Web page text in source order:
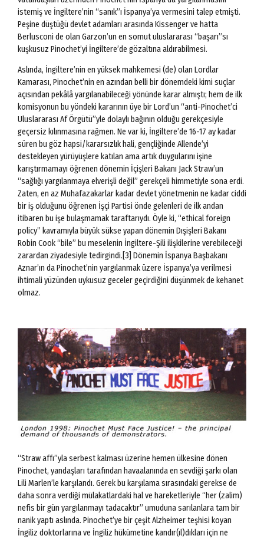
istemiş ve İngiltere’nin “sanık”ı İspanya’ya vermesini talep etmişti.
Peşine düştüğü devlet adamları arasında Kissenger ve hatta
Berlusconi de olan Garzon’un en somut uluslararası “başarı”sı
kuşkusuz Pinochet’yi İngiltere’de gözaltına aldırabilmesi.
Aslında, İngiltere’nin en yüksek mahkemesi (de) olan Lordlar
Kamarası, Pinochet’nin en azından belli bir dönemdeki kimi suçlar
açısından pekâlâ yargılanabileceği yönünde karar almıştı; hem de ilk
komisyonun bu yöndeki kararının üye bir Lord’un “anti-Pinochet’ci
Uluslararası Af Örgütü”yle dolaylı bağının olduğu gerekçesiyle
geçersiz kılınmasına rağmen. Ne var ki, İngiltere’de 16-17 ay kadar
süren bu göz hapsi/kararsızlık hali, gençliğinde Allende’yi
destekleyen yürüyüşlere katılan ama artık duygularını işine
karıştırmamayı öğrenen dönemin İçişleri Bakanı Jack Straw’un
“sağlığı yargılanmaya elverişli değil” gerekçeli himmetiyle sona erdi.
Zaten, en az Muhafazakarlar kadar devlet yönetmenin ne kadar ciddi
bir iş olduğunu öğrenen İşçi Partisi önde gelenleri de ilk andan
itibaren bu işe bulaşmamak taraftarıydı. Öyle ki, “ethical foreign
policy” kavramıyla büyük sükse yapan dönemin Dışişleri Bakanı
Robin Cook “bile” bu meselenin İngiltere-Şili ilişkilerine verebileceği
zarardan ziyadesiyle tedirgindi.[3] Dönemin İspanya Başbakanı
Aznar’ın da Pinochet’nin yargılanmak üzere İspanya’ya verilmesi
ihtimali yüzünden uykusuz geceler geçirdiğini düşünmek de kehanet
olmaz.
“Straw affı”yla serbest kalması üzerine hemen ülkesine dönen
Pinochet, yandaşları tarafından havaalanında en sevdiği şarkı olan
Lili Marlen’le karşılandı. Gerek bu karşılama sırasındaki gerekse de
daha sonra verdiği mülakatlardaki hal ve hareketleriyle “her (zalim)
nefis bir gün yargılanmayı tadacaktır” umuduna sarılanlara tam bir
nanik yaptı aslında. Pinochet’ye bir çeşit Alzheimer teşhisi koyan
İngiliz doktorlarına ve İngiliz hükümetine kandır(ıl)dıkları için ne